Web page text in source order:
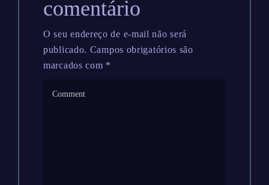
comentário
O seu endereço de e-mail não será
publicado. Campos obrigatórios são
marcados com *